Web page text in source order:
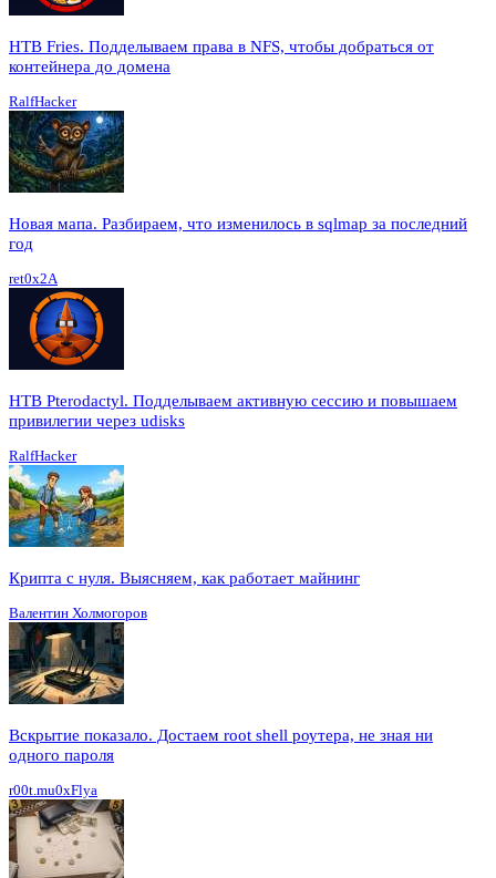
HTB Fries. Подделываем права в NFS, чтобы добраться от
контейнера до домена
RalfHacker
Новая мапа. Разбираем, что изменилось в sqlmap за последний
год
ret0x2A
HTB Pterodactyl. Подделываем активную сессию и повышаем
привилегии через udisks
RalfHacker
Крипта с нуля. Выясняем, как работает майнинг
Валентин Холмогоров
Вскрытие показало. Достаем root shell роутера, не зная ни
одного пароля
r00t.mu0xFlya